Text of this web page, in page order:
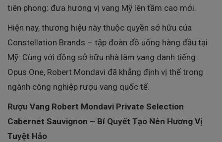
tiên phong: đưa hương vị vang Mỹ lên tầm cao mới.
Hiện nay, thương hiệu này thuộc quyền sở hữu của
Constellation Brands – tập đoàn đồ uống hàng đầu tại
Mỹ. Cùng với đồng sở hữu nhà làm vang danh tiếng
Opus One, Robert Mondavi đã khẳng định vị thế trong
ngành công nghiệp rượu vang quốc tế.
Rượu Vang Robert Mondavi Private Selection
Cabernet Sauvignon – Bí Quyết Tạo Nên Hương Vị
Tuyệt Hảo